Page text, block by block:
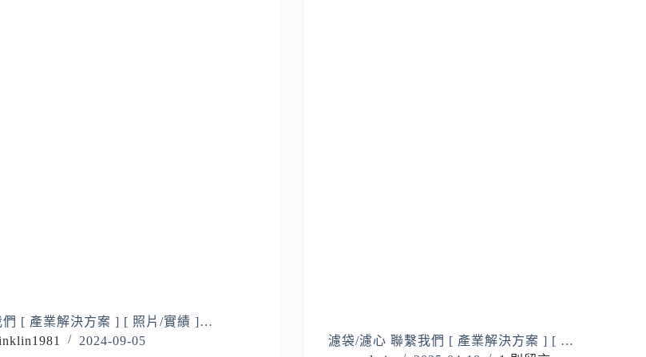
們 [ 產業解決方案 ] [ 照片/實績 ]…
2024-09-05
濾袋/濾心 聯繫我們 [ 產業解決方案 ] [ …